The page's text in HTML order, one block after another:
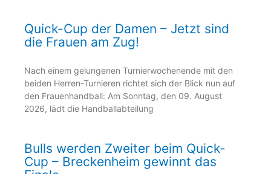
Quick-Cup der Damen – Jetzt sind
die Frauen am Zug!
Nach einem gelungenen Turnierwochenende mit den
beiden Herren-Turnieren richtet sich der Blick nun auf
den Frauenhandball: Am Sonntag, den 09. August
2026, lädt die Handballabteilung
Bulls werden Zweiter beim Quick-
Cup – Breckenheim gewinnt das